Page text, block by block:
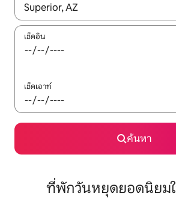
ใช้ลูกศรขึ้นลง หรือใช้การสัมผัสหรือปัด เพื่
เช็คอิน
เช็คเอาท์
ค้นหา
ที่พักวันหยุดยอดนิยม